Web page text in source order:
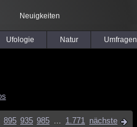
Neuigkeiten
Ufologie Natur Umfragen
895 935 985 ... 1.771 nächste